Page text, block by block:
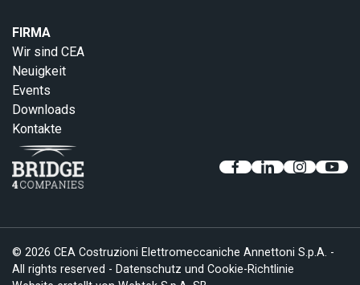
FIRMA
Wir sind CEA
Neuigkeit
Events
Downloads
Kontakte
© 2026 CEA Costruzioni Elettromeccaniche Annettoni S.p.A. -
All rights reserved - Datenschutz und Cookie-Richtlinie